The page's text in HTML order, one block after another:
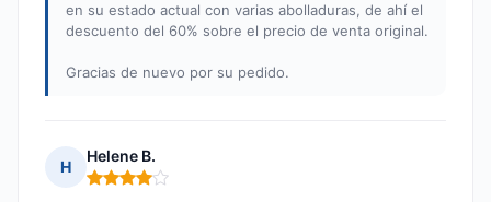
en su estado actual con varias abolladuras, de ahí el
descuento del 60% sobre el precio de venta original.
Gracias de nuevo por su pedido.
H
Helene B.
Nota: 4 de 5